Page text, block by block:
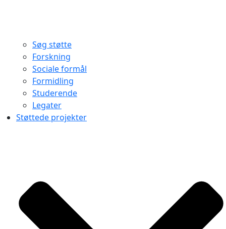
Søg støtte
Forskning
Sociale formål
Formidling
Studerende
Legater
Støttede projekter